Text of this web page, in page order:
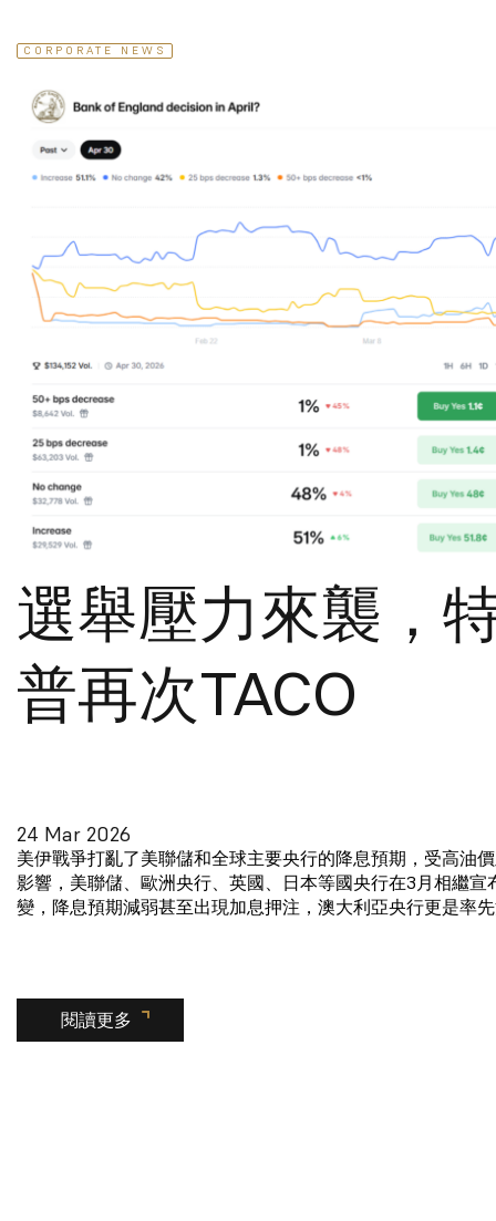
CORPORATE NEWS
選舉壓力來襲，
普再次TACO
24 Mar 2026
美伊戰爭打亂了美聯儲和全球主要央行的降息預期，受高油
影響，美聯儲、歐洲央行、英國、日本等國央行在3月相繼宣
變，降息預期減弱甚至出現加息押注，澳大利亞央行更是率
閱讀更多